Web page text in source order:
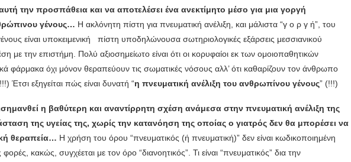
την προσπάθεια και να αποτελέσει ένα ανεκτίμητο μέσο για μια γοργή
γένους… Η ακλόνητη πίστη για πνευματική ανέλιξη, και μάλιστα “γ ο ρ γ ή”, του
είναι υποκειμενική πίστη υποδηλώνουσα σωτηριολογικές εξάρσεις μεσσιανικού
με την επιστήμη. Πολύ αξιοσημείωτο είναι ότι οι κορυφαίοι εκ των ομοιοπαθητικών
φάρμακα όχι μόνον θεραπεύουν τις σωματικές νόσους αλλ’ ότι καθαρίζουν τον άνθρωπο
Έτσι εξηγείται πώς είναι δυνατή “η πνευματική ανέλιξη του ανθρωπίνου γένους” (!!!)
η βαθύτερη και αναντίρρητη σχέση ανάμεσα στην πνευματική ανέλιξη της
της υγείας της, χωρίς την κατανόηση της οποίας ο γιατρός δεν θα μπορέσει να
θεραπεία… Η χρήση του όρου “πνευματικός (ή πνευματική)” δεν είναι κωδικοποιημένη
κακώς, συγχέεται με τον όρο “διανοητικός”. Τι είναι “πνευματικός” δια την